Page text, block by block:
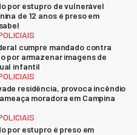
por estupro de vulnerável
de 12 anos é preso em
cumpre mandado contra
por armazenar imagens de
infantil
residência, provoca incêndio
moradora em Campina
por estupro é preso em